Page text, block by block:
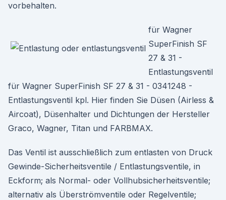
vorbehalten.
für Wagner
SuperFinish SF
27 & 31 -
Entlastungsventil
für Wagner SuperFinish SF 27 & 31 - 0341248 -
Entlastungsventil kpl. Hier finden Sie Düsen (Airless &
Aircoat), Düsenhalter und Dichtungen der Hersteller
Graco, Wagner, Titan und FARBMAX.
Das Ventil ist ausschließlich zum entlasten von Druck
Gewinde-Sicherheitsventile / Entlastungsventile, in
Eckform; als Normal- oder Vollhubsicherheitsventile;
alternativ als Überströmventile oder Regelventile;